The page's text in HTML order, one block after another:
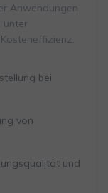
Anwendungen
unter
bei
von
und